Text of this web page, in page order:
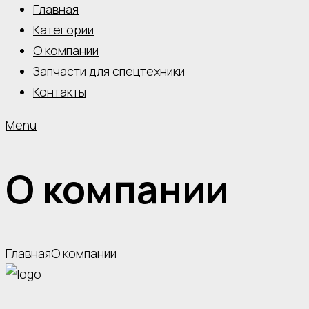
Главная
Категории
О компании
Запчасти для спецтехники
Контакты
Menu
О компании
ГлавнаяО компании